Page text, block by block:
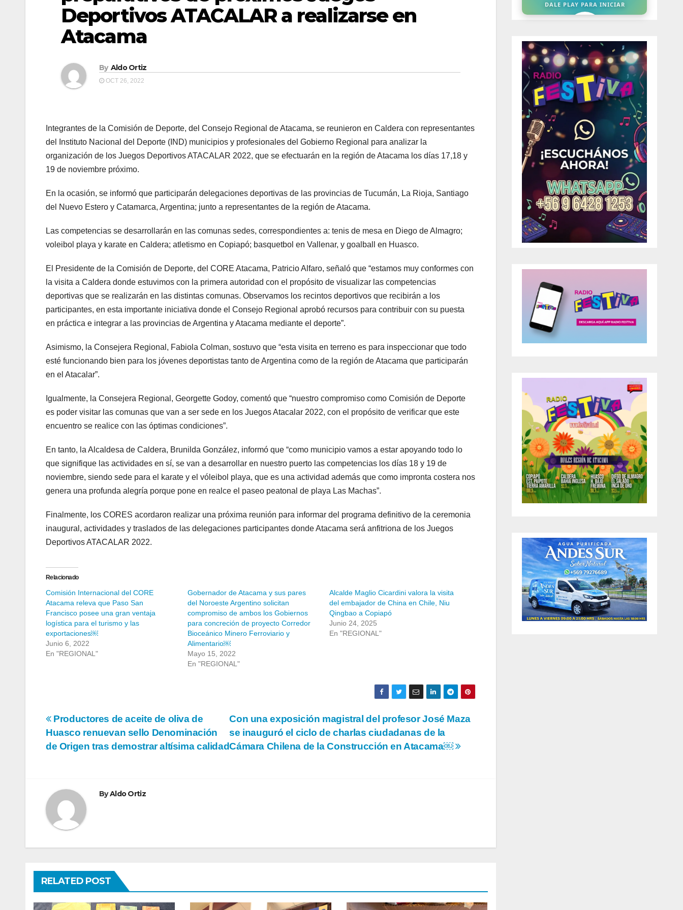
Deportivos ATACALAR a realizarse en
Atacama
By Aldo Ortiz
OCT 26, 2022
Integrantes de la Comisión de Deporte, del Consejo Regional de Atacama, se reunieron en Caldera con representantes
del Instituto Nacional del Deporte (IND) municipios y profesionales del Gobierno Regional para analizar la
organización de los Juegos Deportivos ATACALAR 2022, que se efectuarán en la región de Atacama los días 17,18 y
19 de noviembre próximo.
En la ocasión, se informó que participarán delegaciones deportivas de las provincias de Tucumán, La Rioja, Santiago
del Nuevo Estero y Catamarca, Argentina; junto a representantes de la región de Atacama.
Las competencias se desarrollarán en las comunas sedes, correspondientes a: tenis de mesa en Diego de Almagro;
voleibol playa y karate en Caldera; atletismo en Copiapó; basquetbol en Vallenar, y goalball en Huasco.
El Presidente de la Comisión de Deporte, del CORE Atacama, Patricio Alfaro, señaló que “estamos muy conformes con
la visita a Caldera donde estuvimos con la primera autoridad con el propósito de visualizar las competencias
deportivas que se realizarán en las distintas comunas. Observamos los recintos deportivos que recibirán a los
participantes, en esta importante iniciativa donde el Consejo Regional aprobó recursos para contribuir con su puesta
en práctica e integrar a las provincias de Argentina y Atacama mediante el deporte”.
Asimismo, la Consejera Regional, Fabiola Colman, sostuvo que “esta visita en terreno es para inspeccionar que todo
esté funcionando bien para los jóvenes deportistas tanto de Argentina como de la región de Atacama que participarán
en el Atacalar”.
Igualmente, la Consejera Regional, Georgette Godoy, comentó que “nuestro compromiso como Comisión de Deporte
es poder visitar las comunas que van a ser sede en los Juegos Atacalar 2022, con el propósito de verificar que este
encuentro se realice con las óptimas condiciones”.
En tanto, la Alcaldesa de Caldera, Brunilda González, informó que “como municipio vamos a estar apoyando todo lo
que signifique las actividades en sí, se van a desarrollar en nuestro puerto las competencias los días 18 y 19 de
noviembre, siendo sede para el karate y el vóleibol playa, que es una actividad además que como impronta costera nos
genera una profunda alegría porque pone en realce el paseo peatonal de playa Las Machas”.
Finalmente, los CORES acordaron realizar una próxima reunión para informar del programa definitivo de la ceremonia
inaugural, actividades y traslados de las delegaciones participantes donde Atacama será anfitriona de los Juegos
Deportivos ATACALAR 2022.
Relacionado
Comisión Internacional del CORE
Atacama releva que Paso San
Francisco posee una gran ventaja
logística para el turismo y las
exportaciones￼
Junio 6, 2022
En "REGIONAL"
Gobernador de Atacama y sus pares
del Noroeste Argentino solicitan
compromiso de ambos los Gobiernos
para concreción de proyecto Corredor
Bioceánico Minero Ferroviario y
Alimentario￼
Mayo 15, 2022
En "REGIONAL"
Alcalde Maglio Cicardini valora la visita
del embajador de China en Chile, Niu
Qingbao a Copiapó
Junio 24, 2025
En "REGIONAL"
Navegación
de
Con una exposición magistral del profesor José Maza
se inauguró el ciclo de charlas ciudadanas de la
Cámara Chilena de la Construcción en Atacama￼
Productores de aceite de oliva de
Huasco renuevan sello Denominación
de Origen tras demostrar altísima calidad
ByAldo Ortiz
RELATED POST